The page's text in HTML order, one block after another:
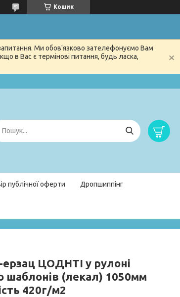
Кошик
Ми обов'язково зателефонуємо Вам
в Вас є термінові питання, будь ласка,
публічної оферти Дропшиппінг
ЦОДНТІ у рулоні
шаблонів (лекал) 1050мм
420г/м2